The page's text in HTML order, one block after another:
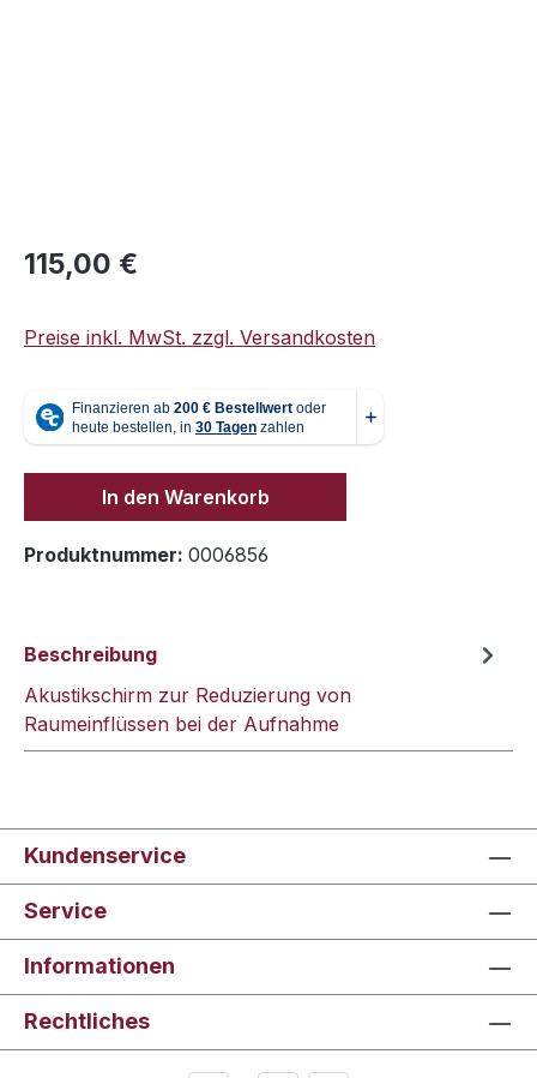
Regulärer Preis:
115,00 €
Preise inkl. MwSt. zzgl. Versandkosten
In den Warenkorb
Produktnummer: 0006856
Beschreibung
Akustikschirm zur Reduzierung von
Raumeinflüssen bei der Aufnahme
Kundenservice
Service
Informationen
Rechtliches